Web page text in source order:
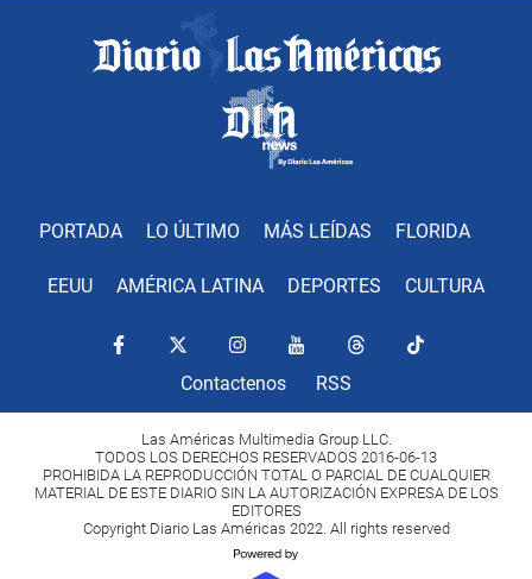
PORTADA LO ÚLTIMO MÁS LEÍDAS FLORIDA
EEUU AMÉRICA LATINA DEPORTES CULTURA
Contactenos RSS
Las Américas Multimedia Group LLC.
TODOS LOS DERECHOS RESERVADOS 2016-06-13
PROHIBIDA LA REPRODUCCIÓN TOTAL O PARCIAL DE CUALQUIER
MATERIAL DE ESTE DIARIO SIN LA AUTORIZACIÓN EXPRESA DE LOS
EDITORES
Copyright Diario Las Américas 2022. All rights reserved